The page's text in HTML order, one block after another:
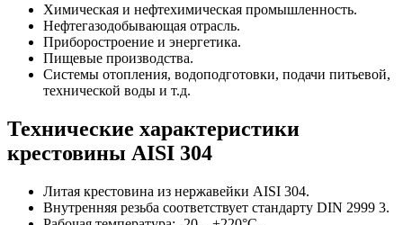
Химическая и нефтехимическая промышленность.
Нефтегазодобывающая отрасль.
Приборостроение и энергетика.
Пищевые производства.
Системы отопления, водоподготовки, подачи питьевой,
технической воды и т.д.
Технические характеристики
крестовины AISI 304
Литая крестовина из нержавейки AISI 304.
Внутренняя резьба соответствует стандарту DIN 2999 3.